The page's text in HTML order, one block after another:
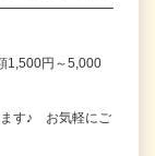
1,500円～5,000
ます♪ お気軽にご